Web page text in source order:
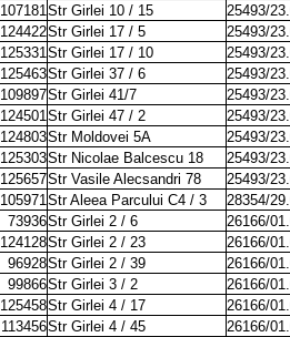
107181 Str Girlei 10 / 15
25493/
124422Str Girlei 17 / 5
25493/
125331 Str Girlei 17 / 10
25493/
125463Str Girlei 37 / 6
25493/
109897Str Girlei 41/7
25493/
124501 Str Girlei 47 / 2
25493/
124803Str Moldovei 5A
25493/
125303Str Nicolae Balcescu 18
25493/
125657Str Vasile Alecsandri 78
25493/
105971 Str Aleea Parcului C4 / 3
28354/
73936Str Girlei 2 / 6
26166/
124128Str Girlei 2 / 23
26166/
96928Str Girlei 2 / 39
26166/
99866Str Girlei 3 / 2
26166/
125458Str Girlei 4 / 17
26166/
113456Str Girlei 4 / 45
26166/